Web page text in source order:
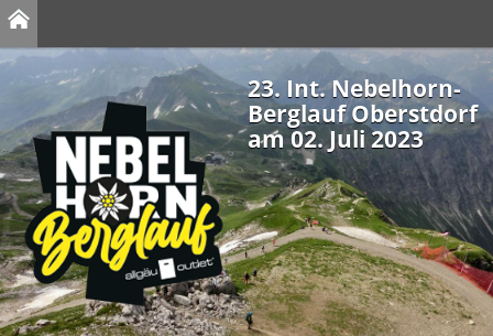
23. Int. Nebelhorn-
Berglauf Oberstdorf
am 02. Juli 2023